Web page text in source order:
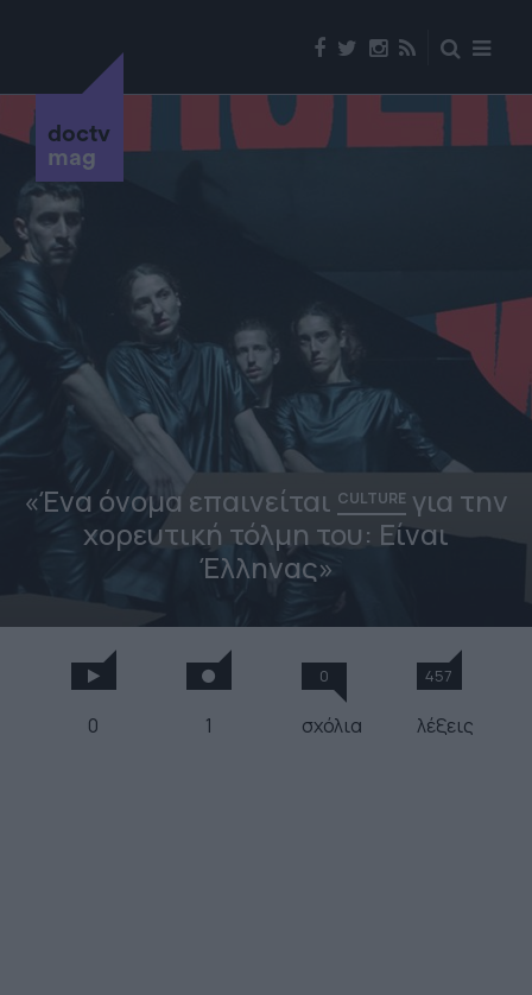
doctv
mag
«Ένα όνομα επαινείται CULTURE για την
χορευτική τόλμη του: Είναι
Έλληνας»
0 1
0
σχόλια
457
λέξεις